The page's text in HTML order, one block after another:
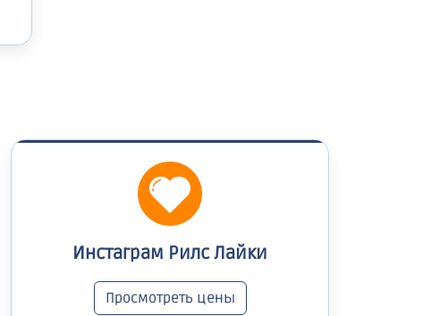
Инстаграм Рилс Лайки
Просмотреть цены